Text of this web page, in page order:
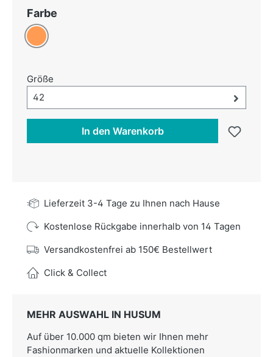
Farbe
Orange
Größe
Größe-Auswahl öffnen, aktuell ausgewählt:
42
In den Warenkorb
Lieferzeit 3-4 Tage zu Ihnen nach Hause
Kostenlose Rückgabe innerhalb von 14 Tagen
Versandkostenfrei ab 150€ Bestellwert
Click & Collect
MEHR AUSWAHL IN HUSUM
Auf über 10.000 qm bieten wir Ihnen mehr
Fashionmarken und aktuelle Kollektionen